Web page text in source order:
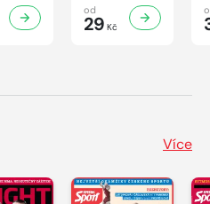
od
29 Kč
Více